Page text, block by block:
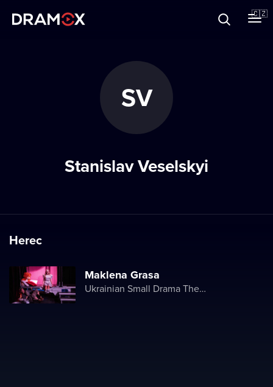
🇨🇿
SV
Stanislav Veselskyi
Herec
Maklena Grasa
Ukrainian Small Drama Theater